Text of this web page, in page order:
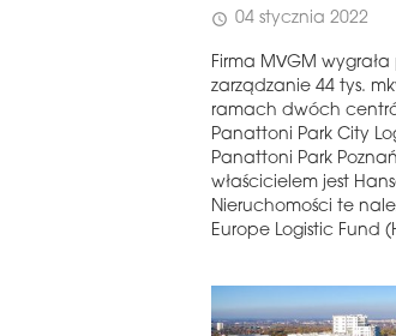
schedule 04 stycznia 2022
Firma MVGM
zarządzanie 44 tys.
ramach dwóch
Panattoni Park City
Panattoni Park
właścicielem jest
Nieruchomości te
Europe Logistic Fund